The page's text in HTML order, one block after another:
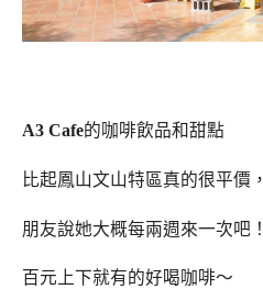
A3 Cafe的咖啡飲品和甜點
比起鳳山文山特區真的很平價，
朋友說她大概每兩週來一次吧！
百元上下就有的好喝咖啡～